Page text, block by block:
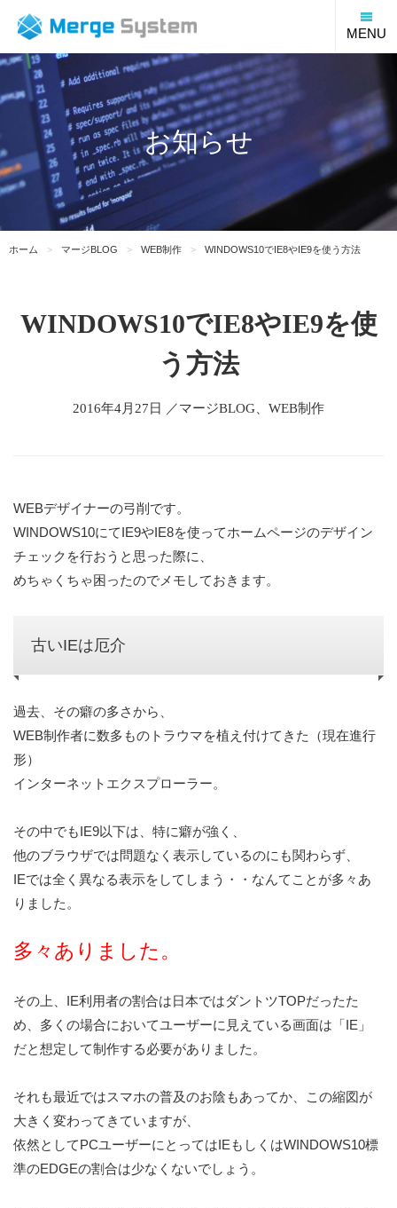
MENU
お知らせ
ホーム マージBLOG WEB制作 WINDOWS10でIE8やIE9を使う方法
WINDOWS10でIE8やIE9を使
う方法
2016年4月27日 ／マージBLOG、WEB制作
WEBデザイナーの弓削です。
WINDOWS10にてIE9やIE8を使ってホームページのデザイン
チェックを行おうと思った際に、
めちゃくちゃ困ったのでメモしておきます。
古いIEは厄介
過去、その癖の多さから、
WEB制作者に数多ものトラウマを植え付けてきた
（現在進行
形）
インターネットエクスプローラー。
その中でもIE9以下は、特に癖が強く、
他のブラウザでは問題なく表示しているのにも関わらず、
IEでは全く異なる表示をしてしまう・・なんてことが多々あ
りました。
多々ありました。
その上、IE利用者の割合は日本ではダントツTOPだったた
め、多くの場合においてユーザーに見えている画面は「IE」
だと想定して制作する必要がありました。
それも最近ではスマホの普及のお陰もあってか、この縮図が
大きく変わってきていますが、
依然としてPCユーザーにとってはIEもしくはWINDOWS10標
準のEDGEの割合は少なくないでしょう。